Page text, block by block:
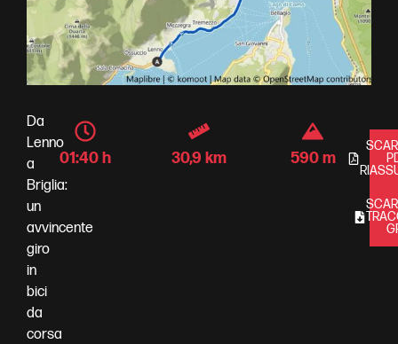
Da
Lenno
a
Briglia:
un
avvincente
giro
in
bici
da
corsa
01:40 h 30,9 km 590 m